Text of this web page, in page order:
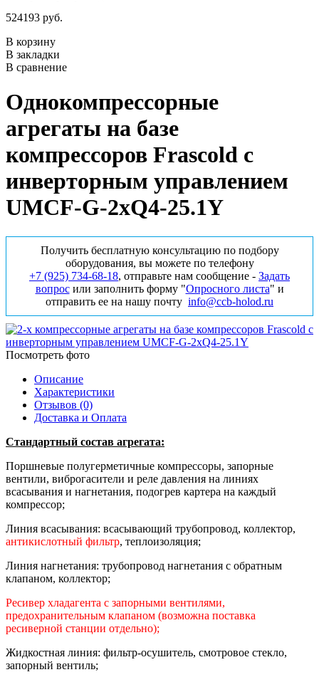
524193 руб.
В корзину
В закладки
В сравнение
Однокомпрессорные
агрегаты на базе
компрессоров Frascold с
инверторным управлением
UMCF-G-2xQ4-25.1Y
Получить бесплатную консультацию по подбору
оборудования, вы можете по телефону
+7 (925) 734‑68‑18, отправьте нам сообщение - Задать
вопросили заполнить форму "Опросного листа" и
отправить ее на нашу почту info@ccb-holod.ru
Посмотреть фото
Описание
Характеристики
Отзывов (0)
Доставка и Оплата
Стандартный состав агрегата:
Поршневые полугерметичные компрессоры, запорные
вентили, виброгасители и реле давления на линиях
всасывания и нагнетания, подогрев картера на каждый
компрессор;
Линия всасывания: всасывающий трубопровод, коллектор,
антикислотный фильтр, теплоизоляция;
Линия нагнетания: трубопровод нагнетания с обратным
клапаном, коллектор;
Ресивер хладагента с запорными вентилями,
предохранительным клапаном (возможна поставка
ресиверной станции отдельно);
Жидкостная линия: фильтр-осушитель, смотровое стекло,
запорный вентиль;